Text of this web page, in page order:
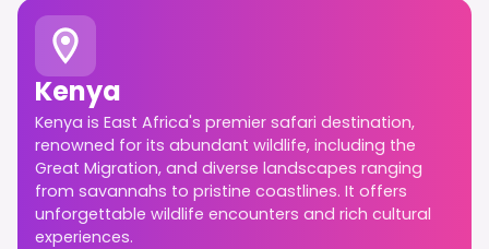
Kenya
Kenya is East Africa's premier safari destination,
renowned for its abundant wildlife, including the
Great Migration, and diverse landscapes ranging
from savannahs to pristine coastlines. It offers
unforgettable wildlife encounters and rich cultural
experiences.